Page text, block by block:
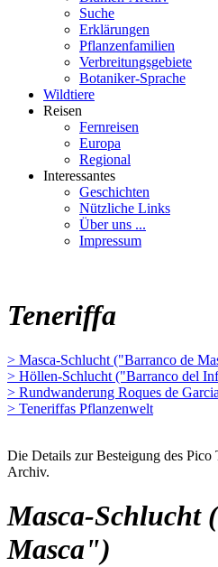
Suche
Erklärungen
Pflanzenfamilien
Verbreitungsgebiete
Botaniker-Sprache
Wildtiere
Reisen
Fernreisen
Europa
Regional
Interessantes
Geschichten
Nützliche Links
Über uns ...
Impressum
Teneriffa
> Masca-Schlucht ("Barranco de
> Höllen-Schlucht ("Barranco del
> Rundwanderung Roques de Garcia
> Teneriffas Pflanzenwelt
Die Details zur Besteigung des
Archiv.
Masca-Schlucht
Masca")